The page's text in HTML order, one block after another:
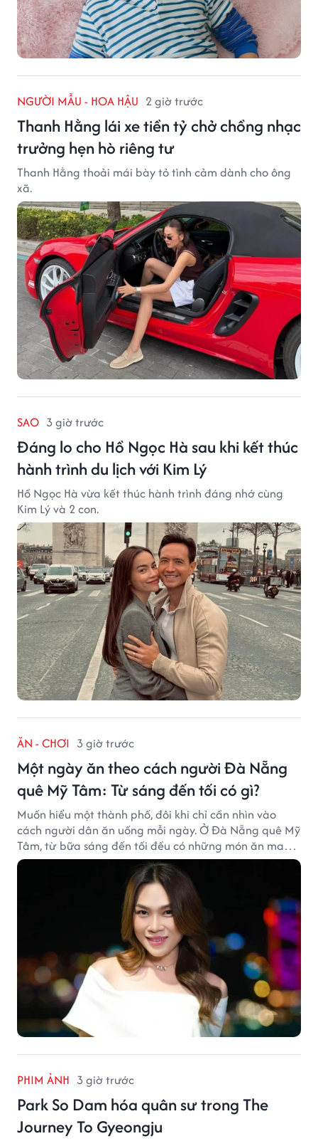
NGƯỜI MẪU - HOA HẬU 2 giờ trước
Thanh Hằng lái xe tiền tỷ chở chồng nhạc
trưởng hẹn hò riêng tư
Thanh Hằng thoải mái bày tỏ tình cảm dành cho ông
xã.
SAO 3 giờ trước
Đáng lo cho Hồ Ngọc Hà sau khi kết thúc
hành trình du lịch với Kim Lý
Hồ Ngọc Hà vừa kết thúc hành trình đáng nhớ cùng
Kim Lý và 2 con.
ĂN - CHƠI 3 giờ trước
Một ngày ăn theo cách người Đà Nẵng
quê Mỹ Tâm: Từ sáng đến tối có gì?
Muốn hiểu một thành phố, đôi khi chỉ cần nhìn vào
cách người dân ăn uống mỗi ngày. Ở Đà Nẵng quê Mỹ
Tâm, từ bữa sáng đến tối đều có những món ăn mang
đậm dấu ấn miền Trung.
PHIM ẢNH 3 giờ trước
Park So Dam hóa quân sư trong The
Journey To Gyeongju